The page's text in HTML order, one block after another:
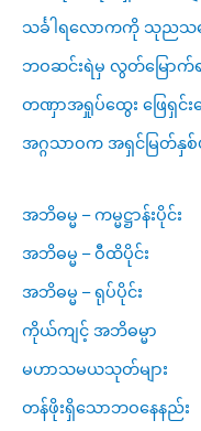
သင်္ခါရလောကကို သုညသဘ
ဘဝဆင်းရဲမှ လွတ်မြောက်ရ
တဏှာအရှုပ်ထွေး ဖြေရှင်း
အဂ္ဂသာဝက အရှင်မြတ်နှ
အဘိဓမ္မ – ကမ္မဋ္ဌာန်းပိုင်း
အဘိဓမ္မ – ဝီထိပိုင်း
အဘိဓမ္မ – ရုပ်ပိုင်း
ကိုယ်ကျင့် အဘိဓမ္မာ
မဟာသမယသုတ်များ
တန်ဖိုးရှိသောဘဝနေနည်း